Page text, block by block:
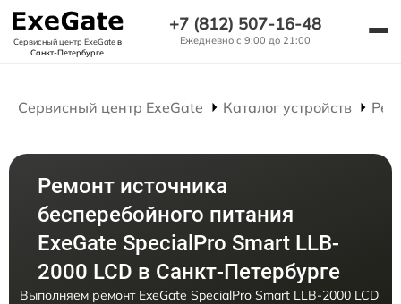
Сервисный центр ExeGateв
Санкт-Петербурге
+7 (812) 507-16-48
Ежедневно с 9:00 до 21:00
Сервисный центр ExeGate Каталог устройств
Ремонт источника
бесперебойного питания
ExeGate SpecialPro Smart LLB-
2000 LCD в Санкт-Петербурге
Выполняем ремонт ExeGate SpecialPro Smart LLB-2000 LCD